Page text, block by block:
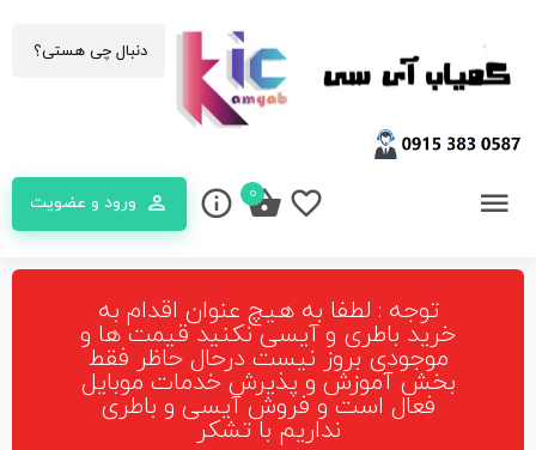
ورود و عضویت 0
توجه : لطفا به هیچ عنوان اقدام به
خرید باطری و آیسی نکنید قیمت ها و
موجودی بروز نیست درحال حاظر فقط
بخش آموزش و پذیرش خدمات موبایل
فعال است و فروش آیسی و باطری
نداریم با تشکر